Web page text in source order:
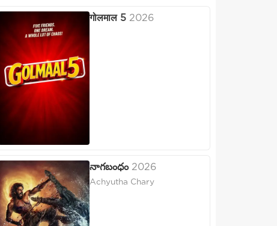
गोलमाल 5 2026
నాగబంధం 2026
Achyutha Chary